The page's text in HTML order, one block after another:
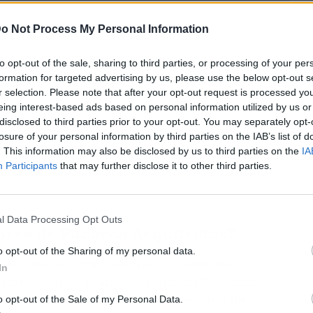
Not Process My Personal Information
opt-out of the sale, sharing to third parties, or processing of your
for targeted advertising by us, please use the below opt-out
selection. Please note that after your opt-out request is processed
interest-based ads based on personal information utilized by us
to third parties prior to your opt-out. You may separately
of your personal information by third parties on the IAB’s list of
This information may also be disclosed by us to third parties on the
Participants that may further disclose it to other third parties.
Data Processing Opt Outs
opt-out of the Sharing of my personal data.
opt-out of the Sale of my Personal Data.
de Pacheco Arquitectos?
trabajado con una gran variedad de
entornos altamente funcionales, cómodos y
arduo les ha permitido ganar mucha